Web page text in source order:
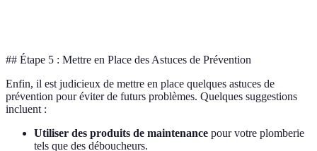
## Étape 5 : Mettre en Place des Astuces de Prévention
Enfin, il est judicieux de mettre en place quelques astuces de
prévention pour éviter de futurs problèmes. Quelques suggestions
incluent :
Utiliser des produits de maintenance pour votre plomberie
tels que des déboucheurs.